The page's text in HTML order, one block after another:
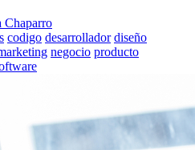
Chaparro
codigo desarrollador diseño
negocio producto